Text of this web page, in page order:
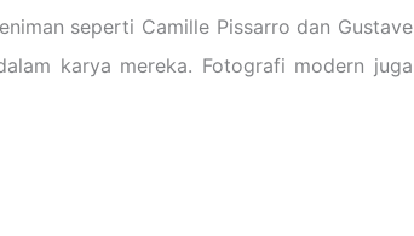
seperti Camille Pissarro dan Gustave
karya mereka. Fotografi modern juga